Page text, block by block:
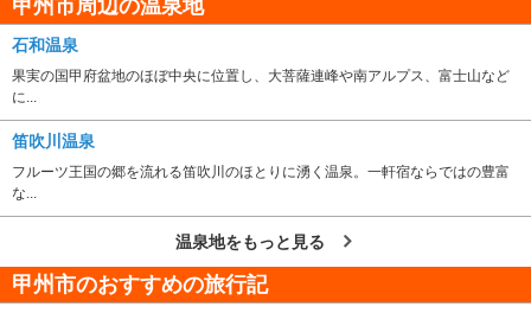
甲州市周辺の温泉地
石和温泉
果実の国甲府盆地のほぼ中央に位置し、大菩薩連峰や南アルプス、富士山など
に...
笛吹川温泉
フルーツ王国の郷を流れる笛吹川のほとりに湧く温泉。一軒宿ならではの豊富
な...
温泉地をもっと見る
甲州市のおすすめの旅行記